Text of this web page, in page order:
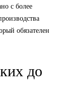
с более
обязателен
до